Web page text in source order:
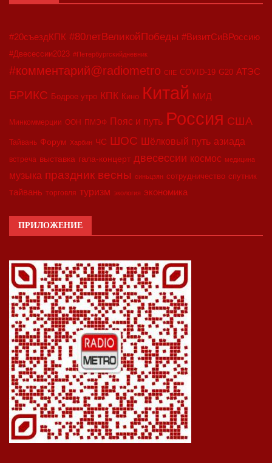
#20съездКПК #80летВеликойПобеды #ВизитСиВРоссию
#Двесессии2023 #Петербургскийдневник
#комментарий@radiometro CIIE COVID-19 G20 АТЭС
БРИКС Бодрое утро КПК Кино Китай МИД
Минкоммерции ООН ПМЭФ Пояс и путь Россия США
Тайвань Форум Харбин ЧС ШОС Шёлковый путь азиада
встреча выставка гала-концерт двесессии космос медицина
музыка праздник весны синьцзян сотрудничество спутник
тайвань торговля туризм экология экономика
ПРИЛОЖЕНИЕ